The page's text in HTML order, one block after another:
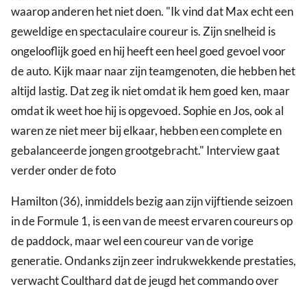
waarop anderen het niet doen. "Ik vind dat Max echt een
geweldige en spectaculaire coureur is. Zijn snelheid is
ongelooflijk goed en hij heeft een heel goed gevoel voor
de auto. Kijk maar naar zijn teamgenoten, die hebben het
altijd lastig. Dat zeg ik niet omdat ik hem goed ken, maar
omdat ik weet hoe hij is opgevoed. Sophie en Jos, ook al
waren ze niet meer bij elkaar, hebben een complete en
gebalanceerde jongen grootgebracht." Interview gaat
verder onder de foto
Hamilton (36), inmiddels bezig aan zijn vijftiende seizoen
in de Formule 1, is een van de meest ervaren coureurs op
de paddock, maar wel een coureur van de vorige
generatie. Ondanks zijn zeer indrukwekkende prestaties,
verwacht Coulthard dat de jeugd het commando over